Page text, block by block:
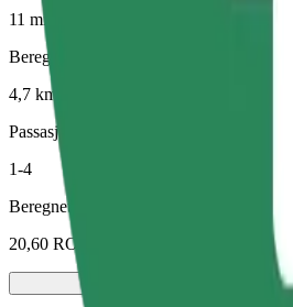
11 min
Beregnet avstand
4,7 km
Passasjerer
1-4
Beregnet pris
20,60 RON